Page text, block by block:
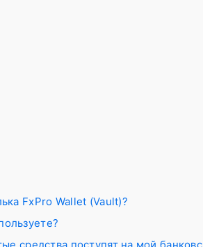
FxPro Wallet (Vault)?